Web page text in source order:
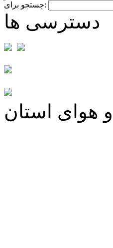
جستجو برای:
دسترسی ها
هوای استان